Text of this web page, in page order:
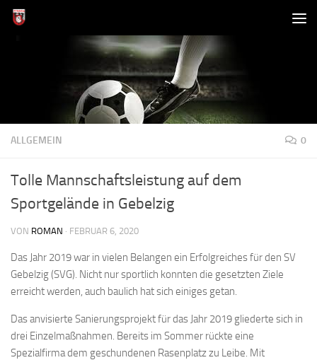
Zum Inhalt springen
ALLGEMEIN 0
Tolle Mannschaftsleistung auf dem
Sportgelände in Gebelzig
VON ROMAN · FEBRUAR 6, 2020
Das Jahr 2019 war in vielen Belangen ein Erfolgreiches für den SV
Gebelzig (SVG). Nicht nur sportlich konnten die gesetzten Ziele
erreicht werden, auch baulich hat sich einiges getan.
Das anvisierte Sanierungsprojekt für das Jahr 2019 gliederte sich in
drei Einzelmaßnahmen. Bereits im Sommer rückte eine
Spezialfirma dem geschundenen Rasenplatz zu Leibe. Mit